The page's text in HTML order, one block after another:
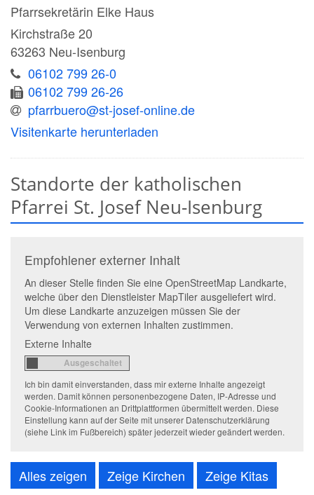
Pfarrsekretärin Elke Haus
Kirchstraße 20
63263 Neu-Isenburg
06102 799 26-0
06102 799 26-26
pfarrbuero@st-josef-online.de
Visitenkarte herunterladen
Standorte der katholischen
Pfarrei St. Josef Neu-Isenburg
Empfohlener externer Inhalt
An dieser Stelle finden Sie eine OpenStreetMap Landkarte,
welche über den Dienstleister MapTiler ausgeliefert wird.
Um diese Landkarte anzuzeigen müssen Sie der
Verwendung von externen Inhalten zustimmen.
Externe Inhalte
Ich bin damit einverstanden, dass mir externe Inhalte angezeigt
werden. Damit können personenbezogene Daten, IP-Adresse und
Cookie-Informationen an Drittplattformen übermittelt werden. Diese
Einstellung kann auf der Seite mit unserer Datenschutzerklärung
(siehe Link im Fußbereich) später jederzeit wieder geändert werden.
Alles zeigen Zeige Kirchen Zeige Kitas